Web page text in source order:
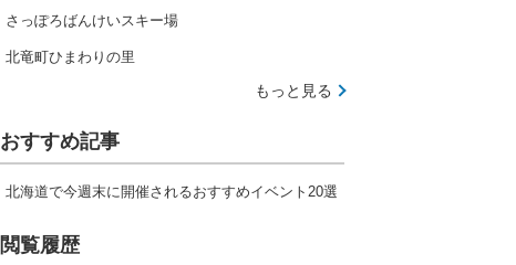
さっぽろばんけいスキー場
北竜町ひまわりの里
もっと見る
おすすめ記事
北海道で今週末に開催されるおすすめイベント20選
閲覧履歴